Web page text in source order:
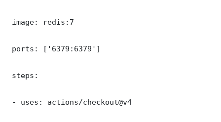
image: redis:7
ports: ['6379:6379']
steps:
- uses: actions/checkout@v4